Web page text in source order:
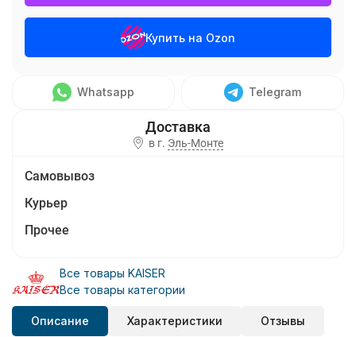
Купить на Ozon
Whatsapp Telegram
в г. Эль-Монте
Самовывоз
Курьер
Прочее
Все товары KAISER
Все товары категории
Описание Характеристики Отзывы